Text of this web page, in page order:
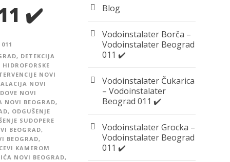
✔️
, DETEKCIJA
HIDROFORSKE
NOVI
NOVI
NOVI
NOVI BEOGRAD,
, ODGUŠENJE
SUDOPERE
BEOGRAD,
BEOGRAD,
KAMEROM
NOVI BEOGRAD,
Blog
Vodoinstalater Borča –
Vodoinstalater Beograd
011 ✔️
Vodoinstalater Čukarica
– Vodoinstalater
Beograd 011 ✔️
Vodoinstalater Grocka –
Vodoinstalater Beograd
011 ✔️